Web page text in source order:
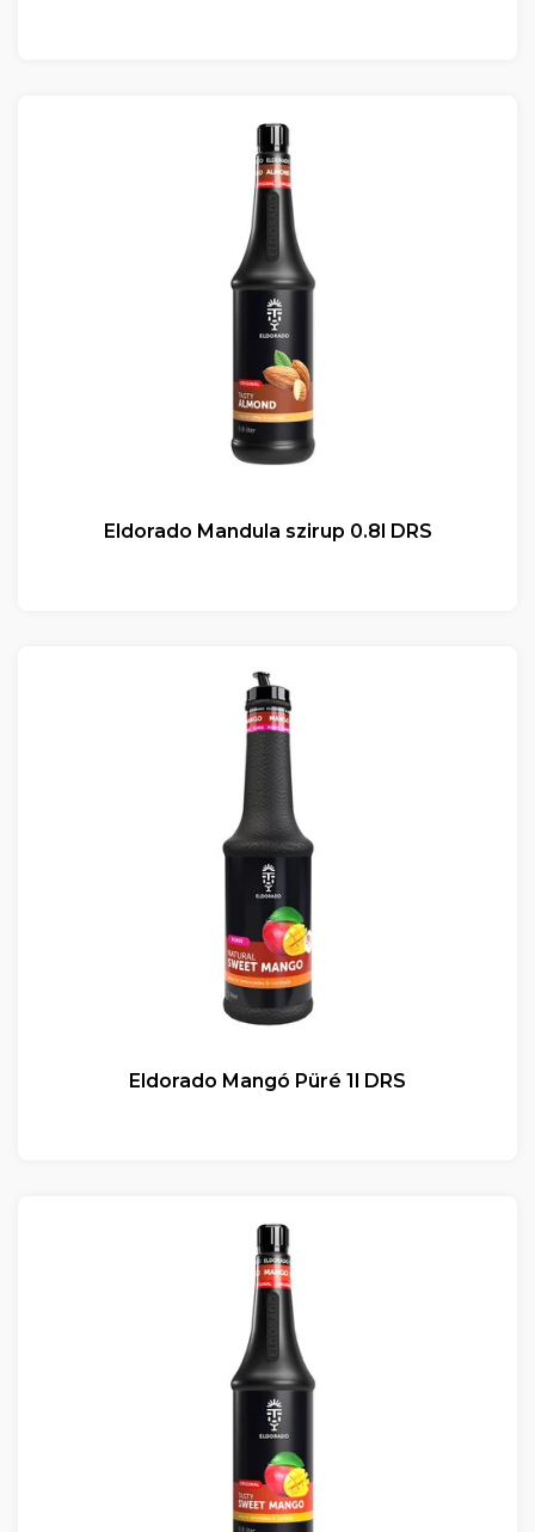
Eldorado Mandula szirup 0.8l DRS
Eldorado Mangó Püré 1l DRS